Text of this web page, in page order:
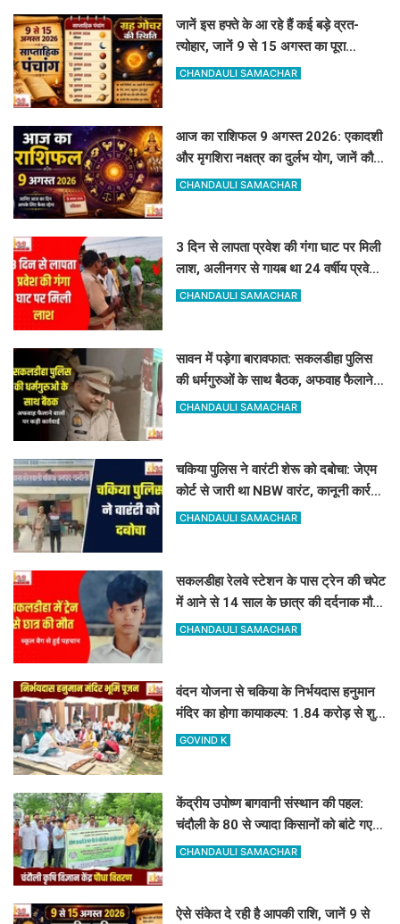
जानें इस हफ्ते के आ रहे हैं कई बड़े व्रत-
त्योहार, जानें 9 से 15 अगस्त का पूरा
साप्ताहिक पंचांग
CHANDAULI SAMACHAR
आज का राशिफल 9 अगस्त 2026: एकादशी
और मृगशिरा नक्षत्र का दुर्लभ योग, जानें कौन
सी राशियां होंगी मालामाल
CHANDAULI SAMACHAR
3 दिन से लापता प्रवेश की गंगा घाट पर मिली
लाश, अलीनगर से गायब था 24 वर्षीय प्रवेश
कुमार
CHANDAULI SAMACHAR
सावन में पड़ेगा बारावफात: सकलडीहा पुलिस
की धर्मगुरुओं के साथ बैठक, अफवाह फैलाने
वालों को चेतावनी
CHANDAULI SAMACHAR
चकिया पुलिस ने वारंटी शेरू को दबोचा: जेएम
कोर्ट से जारी था NBW वारंट, कानूनी कार्रवाई
शुरू
CHANDAULI SAMACHAR
सकलडीहा रेलवे स्टेशन के पास ट्रेन की चपेट
में आने से 14 साल के छात्र की दर्दनाक मौत,
स्कूल बैग से हुई पहचान
CHANDAULI SAMACHAR
वंदन योजना से चकिया के निर्भयदास हनुमान
मंदिर का होगा कायाकल्प: 1.84 करोड़ से शुरू
हुआ भव्य निर्माण कार्य
GOVIND K
केंद्रीय उपोष्ण बागवानी संस्थान की पहल:
चंदौली के 80 से ज्यादा किसानों को बांटे गए
आम, आंवला और अमरूद के पौधे
CHANDAULI SAMACHAR
ऐसे संकेत दे रही है आपकी राशि, जानें 9 से